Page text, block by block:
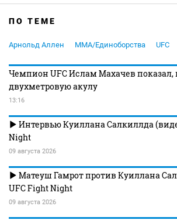
ПО ТЕМЕ
Арнольд Аллен MMA/Единоборства UFC
Чемпион UFC Ислам Махачев
двухметровую акулу
13:16
Интервью Куиллана Салкиллда
Night
09 августа 2026
Матеуш Гамрот против Куиллана
UFC Fight Night
09 августа 2026